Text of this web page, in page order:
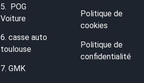
5. POG
Voiture
6.casse auto
toulouse
7.GMK
Politique de
cookies
Politique de
confidentialité